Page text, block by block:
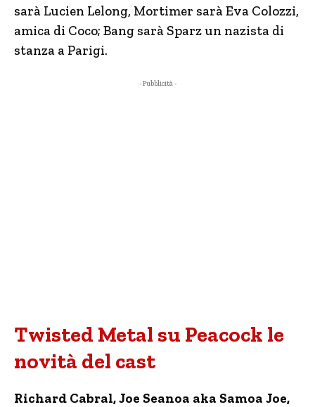
sarà Lucien Lelong, Mortimer sarà Eva Colozzi,
amica di Coco; Bang sarà Sparz un nazista di
stanza a Parigi.
- Pubblicità -
Twisted Metal su Peacock le
novità del cast
Richard Cabral, Joe Seanoa aka Samoa Joe,